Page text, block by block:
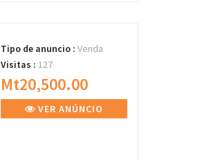
Tipo de anuncio : Venda
Visitas : 127
Mt20,500.00
VER ANÚNCIO